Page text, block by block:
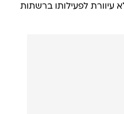
עיוורת לפעילותו ברשתות